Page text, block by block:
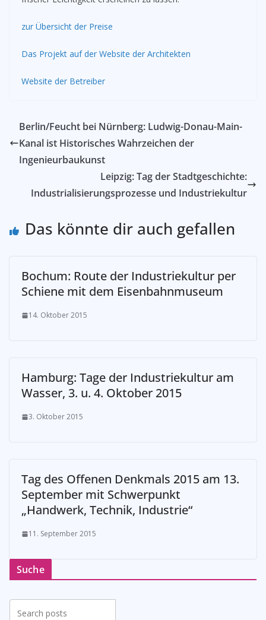
zur Übersicht der Preise
Das Projekt auf der Website der Architekten
Website der Betreiber
Berlin/Feucht bei Nürnberg: Ludwig-Donau-Main-
Kanal ist Historisches Wahrzeichen der
Ingenieurbaukunst
Leipzig: Tag der Stadtgeschichte:
Industrialisierungsprozesse und Industriekultur
Das könnte dir auch gefallen
Bochum: Route der Industriekultur per
Schiene mit dem Eisenbahnmuseum
14. Oktober 2015
Hamburg: Tage der Industriekultur am
Wasser, 3. u. 4. Oktober 2015
3. Oktober 2015
Tag des Offenen Denkmals 2015 am 13.
September mit Schwerpunkt
„Handwerk, Technik, Industrie“
11. September 2015
Suche